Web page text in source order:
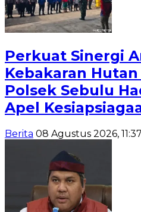
Perkuat Sinergi
Kebakaran
Polsek Sebulu
Apel
Berita 08 Agustus 2026,